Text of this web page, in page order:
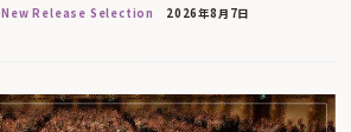
New Release Selection 2026年8月7日